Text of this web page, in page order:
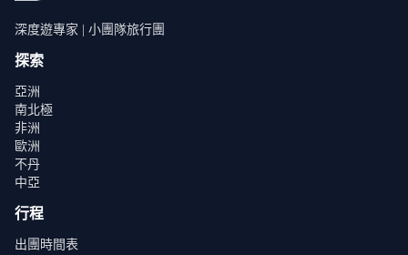
深度遊專家 | 小團隊旅行團
探索
亞洲
南北極
非洲
歐洲
不丹
中亞
行程
出團時間表